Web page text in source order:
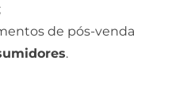
de pós-venda
.